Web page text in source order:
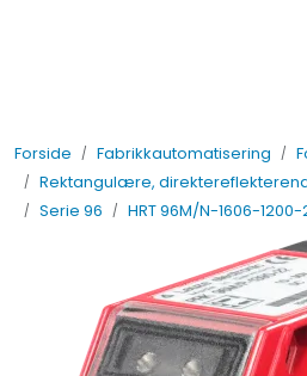
Forside Fabrikkautomatisering
Rektangulære,
Serie 96
HRT 96M/N-1606-1200-
Fabrikkautomatisering
Kontakt oss
Nytt og Nyttig